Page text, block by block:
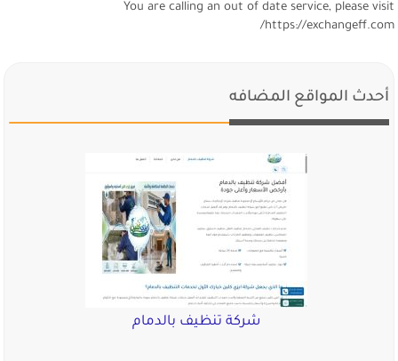
You are calling an out of date service, please visit
https://exchangeff.com/
أحدث المواقع المضافه
شركة تنظيف بالدمام